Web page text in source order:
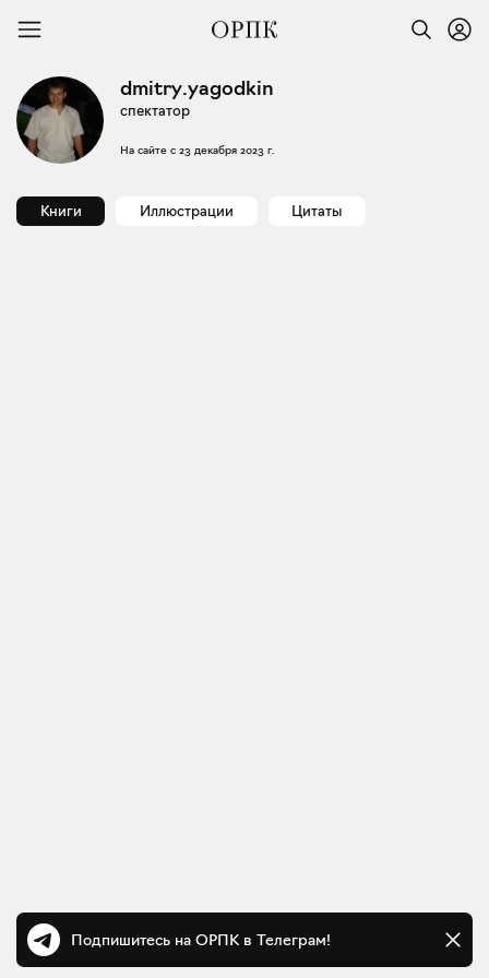
dmitry.yagodkin
спектатор
На сайте с 23 декабря 2023 г.
Книги Иллюстрации Цитаты
Подпишитесь на ОРПК в Телеграм!